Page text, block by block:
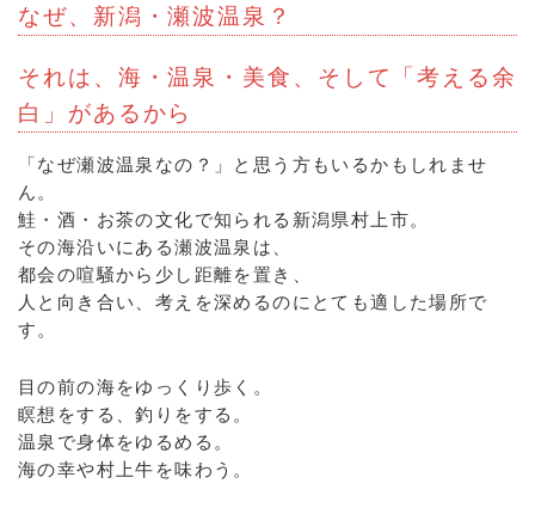
なぜ、新潟・瀬波温泉？
それは、海・温泉・美食、そして「考える余
白」があるから
「なぜ瀬波温泉なの？」と思う方もいるかもしれませ
ん。
鮭・酒・お茶の文化で知られる新潟県村上市。
その海沿いにある瀬波温泉は、
都会の喧騒から少し距離を置き、
人と向き合い、考えを深めるのにとても適した場所で
す。
目の前の海をゆっくり歩く。
瞑想をする、釣りをする。
温泉で身体をゆるめる。
海の幸や村上牛を味わう。